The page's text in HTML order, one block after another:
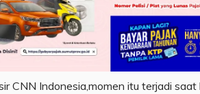
CNN Indonesia,momen itu terjadi saat